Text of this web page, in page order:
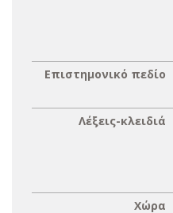
Επιστημονικό πεδίο
Λέξεις-κλειδιά
Χώρα